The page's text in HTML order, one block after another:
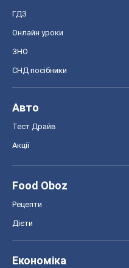
ГДЗ
Онлайн уроки
ЗНО
СНД посібники
Авто
Тест Драйв
Акції
Food Oboz
Рецепти
Дієти
Економіка